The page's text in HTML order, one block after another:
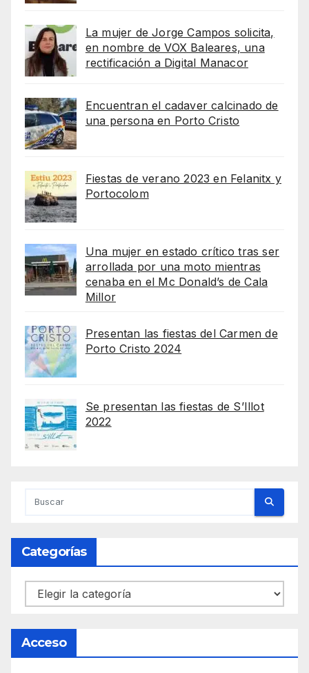
La mujer de Jorge Campos solicita,
en nombre de VOX Baleares, una
rectificación a Digital Manacor
Encuentran el cadaver calcinado de
una persona en Porto Cristo
Fiestas de verano 2023 en Felanitx y
Portocolom
Una mujer en estado crítico tras ser
arrollada por una moto mientras
cenaba en el Mc Donald’s de Cala
Millor
Presentan las fiestas del Carmen de
Porto Cristo 2024
Se presentan las fiestas de S’Illot
2022
Categorías
Categorías
Acceso